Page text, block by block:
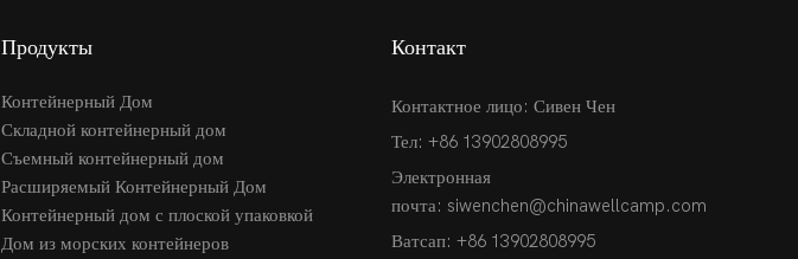
Продукты
Контейнерный Дом
Складной контейнерный дом
Съемный контейнерный дом
Расширяемый Контейнерный Дом
Контейнерный дом с плоской упаковкой
Дом из морских контейнеров
Контакт
Контактное лицо: Сивен Чен
Тел: +86 13902808995
Электронная
почта: siwenchen@chinawellcamp.com
Ватсап: +86 13902808995